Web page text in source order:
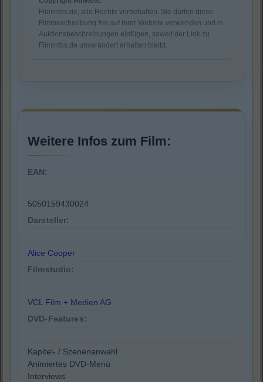
Filminfos.de, alle Rechte vorbehalten. Sie dürfen diese
Filmbeschreibung frei auf Ihrer Website verwenden und in
Auktionsbeschreibungen einfügen, soweit der Link zu
Filminfos.de unverändert erhalten bleibt.
Weitere Infos zum Film:
EAN:
5050159430024
Darsteller:
Alice Cooper
Filmstudio:
VCL Film + Medien AG
DVD-Features:
Kapitel- / Szenenanwahl
Animiertes DVD-Menü
Interviews